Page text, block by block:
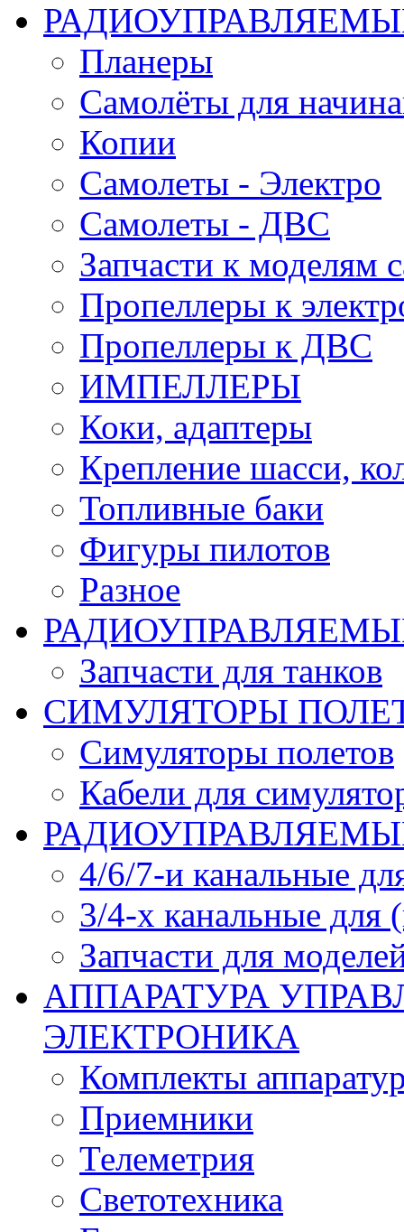
Планеры
Самолёты для
Копии
Самолеты - Электро
Самолеты - ДВС
Запчасти к моделям
Пропеллеры к
Пропеллеры к ДВС
ИМПЕЛЛЕРЫ
Коки, адаптеры
Крепление шасси,
Топливные баки
Фигуры пилотов
Разное
Запчасти для танков
СИМУЛЯТОРЫ
Симуляторы полетов
Кабели для
4/6/7-и канальные
3/4-х канальные
Запчасти для
АППАРАТУРА
ЭЛЕКТРОНИКА
Комплекты
Приемники
Телеметрия
Светотехника